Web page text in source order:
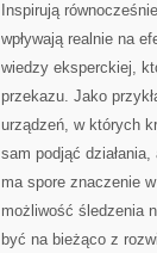
Inspirują
wpływają realnie na
wiedzy eksperckiej,
przekazu. Jako
urządzeń, w których
sam podjąć
ma spore znaczenie
możliwość śledzenia
być na bieżąco z